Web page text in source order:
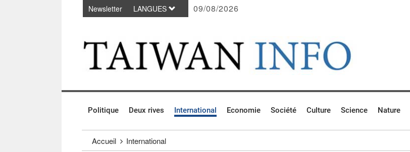
Passer au contenu principal
Newsletter LANGUES 09/08/2026
Politique Deux rives International Economie Société Culture Science Nature
Accueil International